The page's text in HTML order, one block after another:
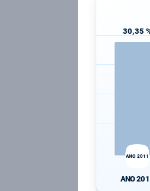
30,35
ANO 2011
ANO